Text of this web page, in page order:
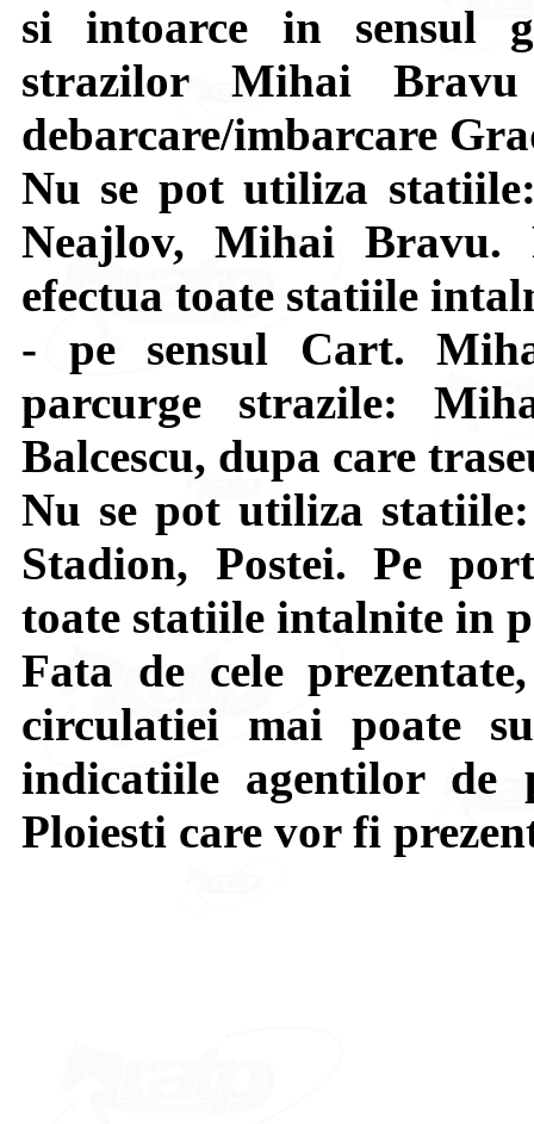
si intoarce in sensul
strazilor Mihai
debarcare/imbarcare
Nu se pot utiliza
Neajlov, Mihai Bravu.
efectua toate statiile
- pe sensul Cart.
parcurge strazile:
Balcescu, dupa care
Nu se pot utiliza
Stadion, Postei. Pe
toate statiile intalnite in
Fata de cele
circulatiei mai poate
indicatiile agentilor
Ploiesti care vor fi